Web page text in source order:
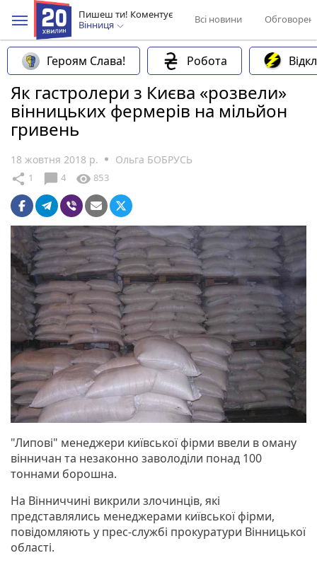
Пишеш ти! Коментує
Вінниця
Всі новини
Героям Слава! Робота
Як гастролери з Києва «розвели»
вінницьких фермерів на мільйон
гривень
18 жовтня 2018 р. Ольга БОБРУСЬ
share 1 chat_bubble 4 visibility 853
"Липові" менеджери київської фірми ввели в оману
вінничан та незаконно заволоділи понад 100
тоннами борошна.
На Вінниччині викрили злочинців, які
представлялись менеджерами київської фірми,
повідомляють у прес-службі прокуратури Вінницької
області.